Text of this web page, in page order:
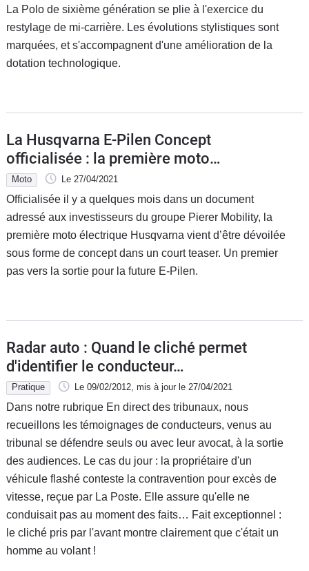
La Polo de sixième génération se plie à l'exercice du
restylage de mi-carrière. Les évolutions stylistiques sont
marquées, et s'accompagnent d'une amélioration de la
dotation technologique.
La Husqvarna E-Pilen Concept
officialisée : la première moto
électrique suédoise se rapproche
Moto Le 27/04/2021
Officialisée il y a quelques mois dans un document
adressé aux investisseurs du groupe Pierer Mobility, la
première moto électrique Husqvarna vient d’être dévoilée
sous forme de concept dans un court teaser. Un premier
pas vers la sortie pour la future E-Pilen.
Radar auto : Quand le cliché permet
d'identifier le conducteur…
Pratique Le 09/02/2012, mis à jour le 27/04/2021
Dans notre rubrique En direct des tribunaux, nous
recueillons les témoignages de conducteurs, venus au
tribunal se défendre seuls ou avec leur avocat, à la sortie
des audiences. Le cas du jour : la propriétaire d'un
véhicule flashé conteste la contravention pour excès de
vitesse, reçue par La Poste. Elle assure qu'elle ne
conduisait pas au moment des faits… Fait exceptionnel :
le cliché pris par l'avant montre clairement que c'était un
homme au volant !